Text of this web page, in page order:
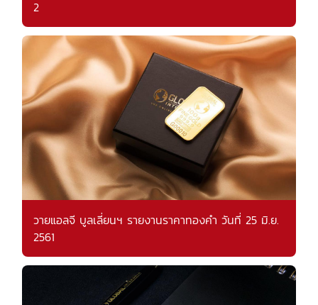
2
วายแอลจี บูลเลี่ยนฯ รายงานราคาทองคำ วันที่ 25 มิ.ย.
2561